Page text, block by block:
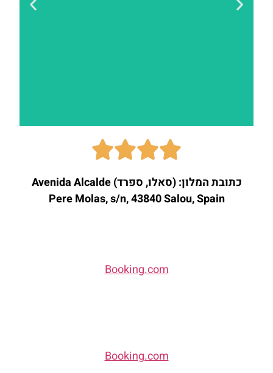
להזמנות
כתובת המלון: (סאלו, ספרד) Avenida Alcalde
Pere Molas, s/n, 43840 Salou, Spain
Booking.com
Booking.com